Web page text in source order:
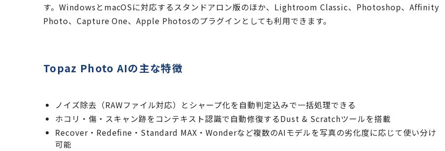
す。WindowsとmacOSに対応するスタンドアロン版のほか、Lightroom Classic、Photoshop、Affinity
Photo、Capture One、Apple Photosのプラグインとしても利用できます。
Topaz Photo AIの主な特徴
ノイズ除去（RAWファイル対応）とシャープ化を自動判定込みで一括処理できる
ホコリ・傷・スキャン跡をコンテキスト認識で自動修復するDust & Scratchツールを搭載
Recover・Redefine・Standard MAX・Wonderなど複数のAIモデルを写真の劣化度に応じて使い分け
可能